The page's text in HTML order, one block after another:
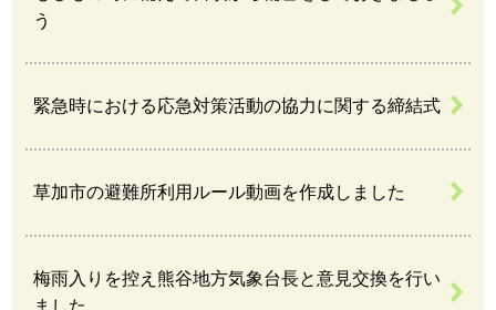
う
緊急時における応急対策活動の協力に関する締結式
草加市の避難所利用ルール動画を作成しました
梅雨入りを控え熊谷地方気象台長と意見交換を行い
ました